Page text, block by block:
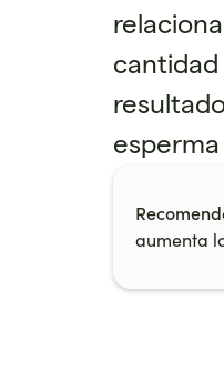
cantidad
aumenta